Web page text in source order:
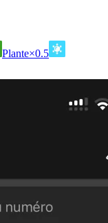
Plante×0.5